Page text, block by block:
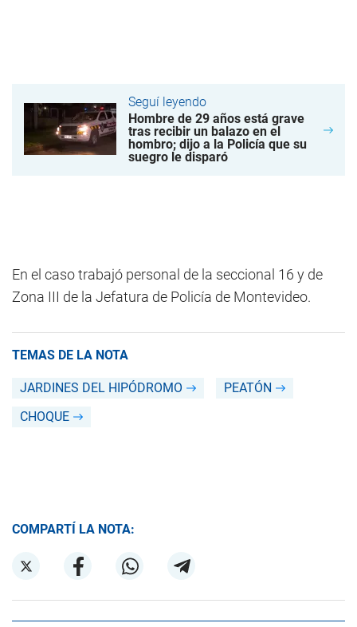
Seguí leyendo
Hombre de 29 años está grave
tras recibir un balazo en el
hombro; dijo a la Policía que su
suegro le disparó
En el caso trabajó personal de la seccional 16 y de
Zona III de la Jefatura de Policía de Montevideo.
TEMAS DE LA NOTA
JARDINES DEL HIPÓDROMO
PEATÓN
CHOQUE
COMPARTÍ LA NOTA: